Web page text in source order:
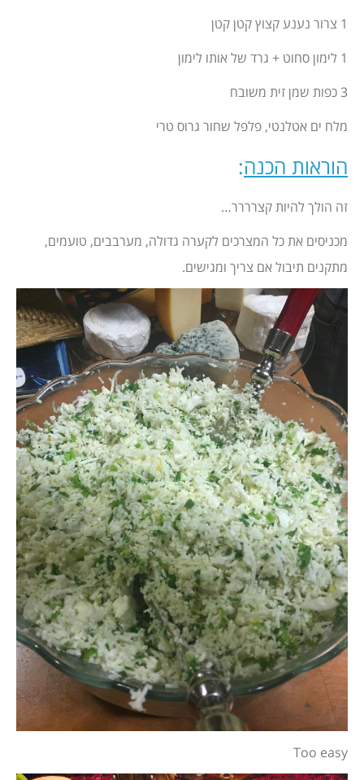
1 צרור נענע קצוץ קטן קטן
1 לימון סחוט + גרד של אותו לימון
3 כפות שמן זית משובח
מלח ים אטלנטי, פלפל שחור גרוס טרי
הוראות הכנה:
זה הולך להיות קצרררר…
מכניסים את כל המצרכים לקערה גדולה, מערבבים, טועמים,
מתקנים תיבול אם צריך ומגישים.
Too easy